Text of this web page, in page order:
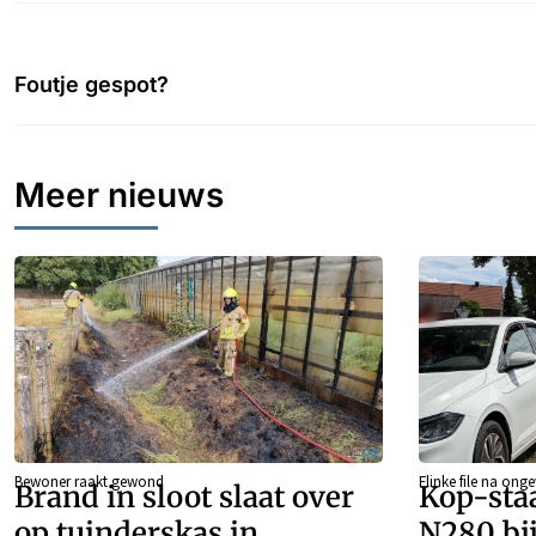
Foutje gespot?
Meer nieuws
Bewoner raakt gewond
Brand in sloot slaat over
Flinke file na
Kop-